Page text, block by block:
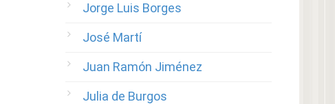
Jorge Luis Borges
José Martí
Juan Ramón Jiménez
Julia de Burgos